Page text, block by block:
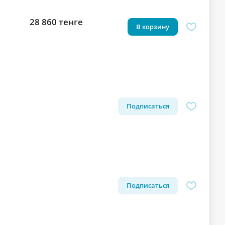
28 860 тенге В корзину
Подписаться
Подписаться